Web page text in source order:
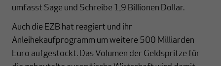
umfasst Sage und Schreibe 1,9 Billionen Dollar.
Auch die EZB hat reagiert und ihr
Anleihekaufprogramm um weitere 500 Milliarden
Euro aufgestockt. Das Volumen der Geldspritze für